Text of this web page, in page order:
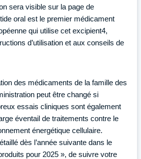
sera visible sur la page de
oral est le premier médicament
qui utilise cet excipient4,
d’utilisation et aux conseils de
des médicaments de la famille des
peut être changé si
essais cliniques sont également
éventail de traitements contre le
énergétique cellulaire.
dès l’année suivante dans le
pour 2025 », de suivre votre